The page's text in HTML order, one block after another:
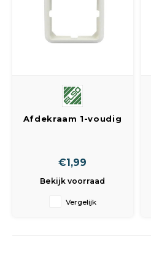
Afdekraam 1-voudig
€1,99
Bekijk voorraad
Vergelijk